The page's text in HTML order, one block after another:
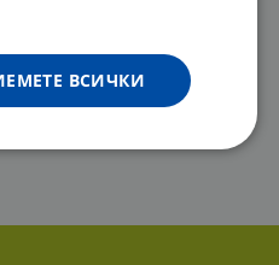
ВСИЧКИ